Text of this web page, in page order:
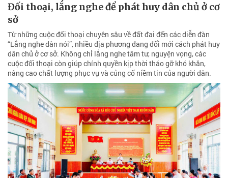
Đối thoại, lắng nghe để phát huy dân chủ ở cơ
sở
Từ những cuộc đối thoại chuyên sâu về đất đai đến các diễn đàn
“Lắng nghe dân nói”, nhiều địa phương đang đổi mới cách phát huy
dân chủ ở cơ sở. Không chỉ lắng nghe tâm tư, nguyện vọng, các
cuộc đối thoại còn giúp chính quyền kịp thời tháo gỡ khó khăn,
nâng cao chất lượng phục vụ và củng cố niềm tin của người dân.